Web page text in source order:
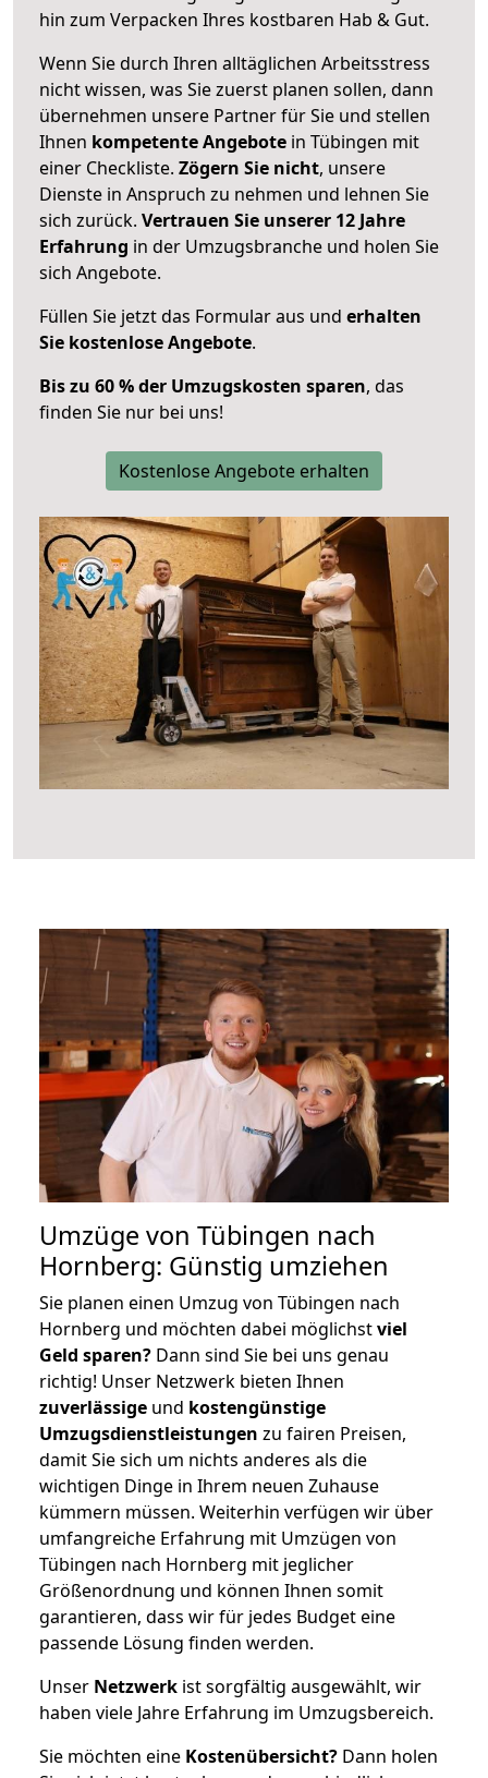
hin zum Verpacken Ihres kostbaren Hab & Gut.
Wenn Sie durch Ihren alltäglichen Arbeitsstress
nicht wissen, was Sie zuerst planen sollen, dann
übernehmen unsere Partner für Sie und stellen
Ihnen kompetente Angebote in Tübingen mit
einer Checkliste. Zögern Sie nicht, unsere
Dienste in Anspruch zu nehmen und lehnen Sie
sich zurück. Vertrauen Sie unserer 12 Jahre
Erfahrung in der Umzugsbranche und holen Sie
sich Angebote.
Füllen Sie jetzt das Formular aus und erhalten
Sie kostenlose Angebote.
Bis zu 60 % der Umzugskosten sparen, das
finden Sie nur bei uns!
Kostenlose Angebote erhalten
Umzüge von Tübingen nach
Hornberg: Günstig umziehen
Sie planen einen Umzug von Tübingen nach
Hornberg und möchten dabei möglichstviel
Geld sparen? Dann sind Sie bei uns genau
richtig! Unser Netzwerk bieten Ihnen
zuverlässige und kostengünstige
Umzugsdienstleistungen zu fairen Preisen,
damit Sie sich um nichts anderes als die
wichtigen Dinge in Ihrem neuen Zuhause
kümmern müssen. Weiterhin verfügen wir über
umfangreiche Erfahrung mit Umzügen von
Tübingen nach Hornberg mit jeglicher
Größenordnung und können Ihnen somit
garantieren, dass wir für jedes Budget eine
passende Lösung finden werden.
Unser Netzwerk ist sorgfältig ausgewählt, wir
haben viele Jahre Erfahrung im Umzugsbereich.
Sie möchten eine Kostenübersicht? Dann holen